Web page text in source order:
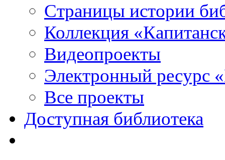
Страницы истории
Коллекция
Видеопроекты
Электронный ресурс
Все проекты
Доступная библиотека